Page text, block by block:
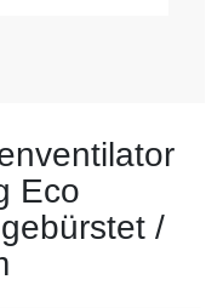
Eco
/